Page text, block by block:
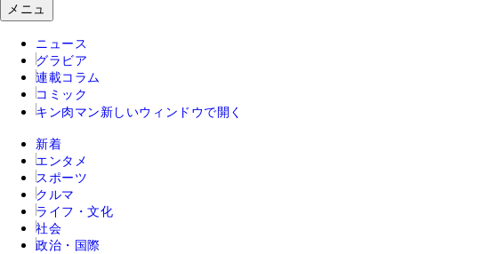
メニュ
ニュース
グラビア
連載コラム
コミック
キン肉マン 新しいウィンドウで開く
新着
エンタメ
スポーツ
クルマ
ライフ・文化
社会
政治・国際